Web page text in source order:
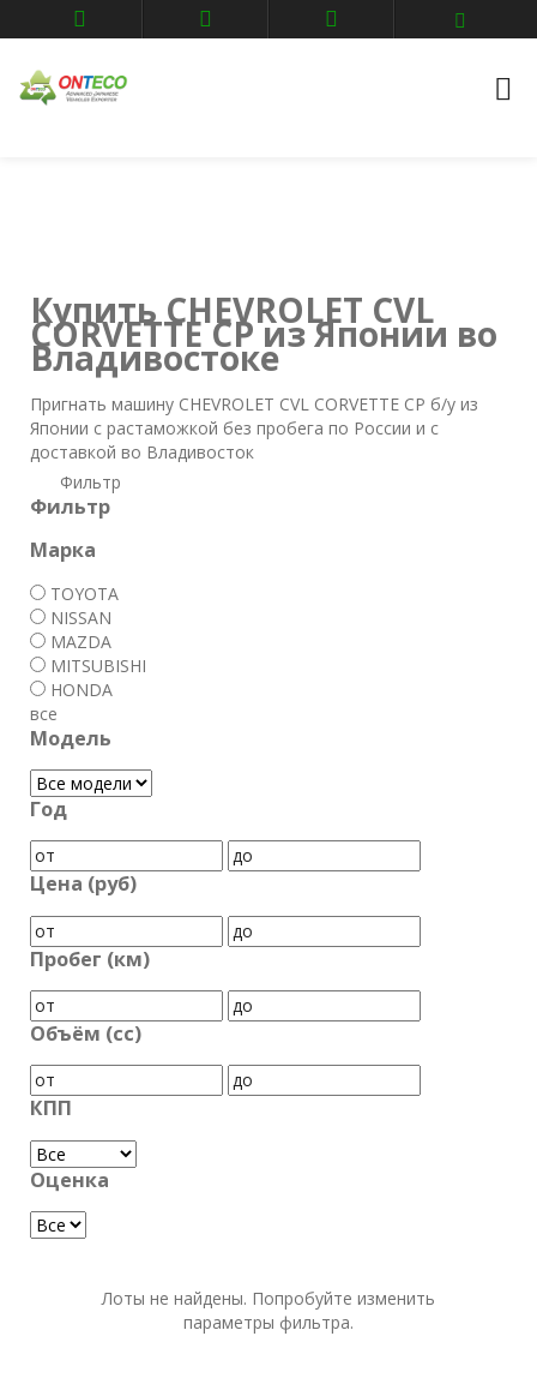
Главная
Авто аукционы
CHEVROLET
cvl-corvette-cp
Купить CHEVROLET CVL
CORVETTE CP из Японии во
Владивостоке
Пригнать машину CHEVROLET CVL CORVETTE CP б/у из
Японии с растаможкой без пробега по России и с
доставкой во Владивосток
Фильтр
Фильтр
Марка
TOYOTA
NISSAN
MAZDA
MITSUBISHI
HONDA
все
Модель
Год
Цена (руб)
Пробег (км)
Объём (cc)
КПП
Оценка
Лоты не найдены. Попробуйте изменить
параметры фильтра.